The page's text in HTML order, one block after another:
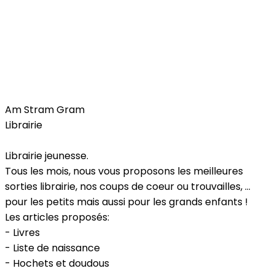
Am Stram Gram
Librairie
Librairie jeunesse.
Tous les mois, nous vous proposons les meilleures
sorties librairie, nos coups de coeur ou trouvailles, ...
pour les petits mais aussi pour les grands enfants !
Les articles proposés:
- Livres
- Liste de naissance
- Hochets et doudous